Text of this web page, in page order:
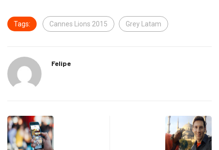
Tags: Cannes Lions 2015 Grey Latam
Felipe